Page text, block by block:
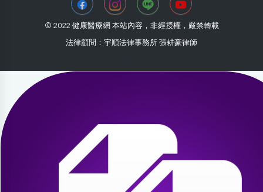
© 2022 健康醫療網 本站內容，非經授權，嚴禁轉載
法律顧問：宇順法律事務所 張耕豪律師